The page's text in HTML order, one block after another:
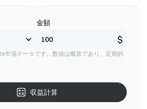
金額
$
市場データです。数値は概算であり、定期的
収益計算